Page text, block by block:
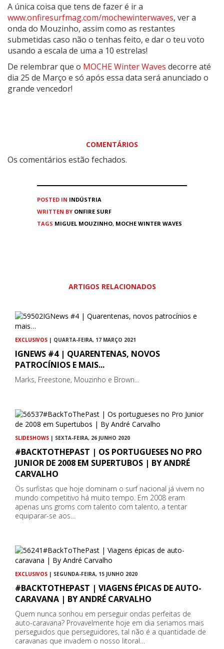
A única coisa que tens de fazer é ir a
www.onfiresurfmag.com/mochewinterwaves, ver a
onda do Mouzinho, assim como as restantes
submetidas caso não o tenhas feito, e dar o teu voto
usando a escala de uma a 10 estrelas!
De relembrar que o MOCHE Winter Waves decorre até
dia 25 de Março e só após essa data será anunciado o
grande vencedor!
COMENTÁRIOS
Os comentários estão fechados.
POSTED IN INDÚSTRIA
WRITTEN BY ONFIRE SURF
TAGS MIGUEL MOUZINHO, MOCHE WINTER WAVES
ARTIGOS RELACIONADOS
EXCLUSIVOS | QUARTA-FEIRA, 17 MARÇO 2021
IGNEWS #4 | QUARENTENAS, NOVOS
PATROCÍNIOS E MAIS...
Marks, Freestone, Mouzinho e Brown...
SLIDESHOWS | SEXTA-FEIRA, 26 JUNHO 2020
#BACKTOTHEPAST | OS PORTUGUESES NO PRO
JUNIOR DE 2008 EM SUPERTUBOS | BY ANDRÉ
CARVALHO
Os surfistas que hoje dominam o surf nacional já vivem no
mundo competitivo há muito tempo. Em 2008 eram
apenas uns groms com talento com talento, a tentar
equiparar-se aos…
EXCLUSIVOS | SEGUNDA-FEIRA, 15 JUNHO 2020
#BACKTOTHEPAST | VIAGENS ÉPICAS DE AUTO-
CARAVANA | BY ANDRÉ CARVALHO
Quem nunca sonhou em perseguir ondas perfeitas de
auto-caravana? Provavelmente hoje em dia seriamos mais
perseguidos que perseguidores, tal não é a quantidade de
caravanas que invadem o nosso litoral…